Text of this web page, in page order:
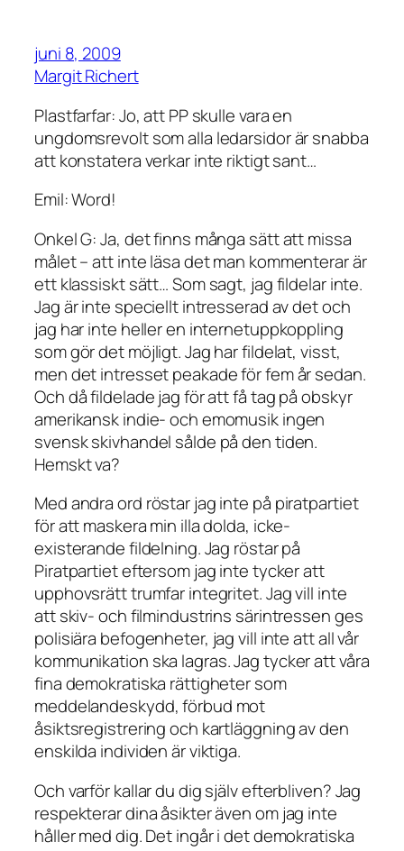
juni 8, 2009
Margit Richert
Plastfarfar: Jo, att PP skulle vara en
ungdomsrevolt som alla ledarsidor är snabba
att konstatera verkar inte riktigt sant…
Emil: Word!
Onkel G: Ja, det finns många sätt att missa
målet – att inte läsa det man kommenterar är
ett klassiskt sätt… Som sagt, jag fildelar inte.
Jag är inte speciellt intresserad av det och
jag har inte heller en internetuppkoppling
som gör det möjligt. Jag har fildelat, visst,
men det intresset peakade för fem år sedan.
Och då fildelade jag för att få tag på obskyr
amerikansk indie- och emomusik ingen
svensk skivhandel sålde på den tiden.
Hemskt va?
Med andra ord röstar jag inte på piratpartiet
för att maskera min illa dolda, icke-
existerande fildelning. Jag röstar på
Piratpartiet eftersom jag inte tycker att
upphovsrätt trumfar integritet. Jag vill inte
att skiv- och filmindustrins särintressen ges
polisiära befogenheter, jag vill inte att all vår
kommunikation ska lagras. Jag tycker att våra
fina demokratiska rättigheter som
meddelandeskydd, förbud mot
åsiktsregistrering och kartläggning av den
enskilda individen är viktiga.
Och varför kallar du dig själv efterbliven? Jag
respekterar dina åsikter även om jag inte
håller med dig. Det ingår i det demokratiska